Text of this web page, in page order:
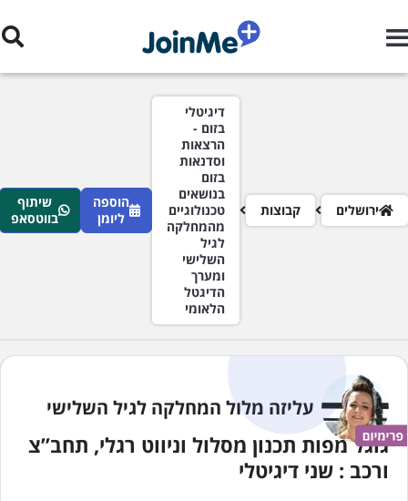
ירושלים קבוצות
דיגיטלי
בזום -
הרצאות
וסדנאות
בזום
בנושאים
טכנולוגיים
מהמחלקה
לגיל
השלישי
ומערך
הדיגטל
הלאומי
הוספה
ליומן
שיתוף
בווטסאפ
עליזה מלול המחלקה לגיל השלישי
גוגל מפות תכנון מסלול וניווט רגלי, תחב”צ
ורכב : שני דיגיטלי